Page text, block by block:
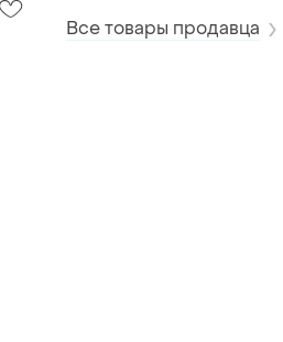
Все товары продавца